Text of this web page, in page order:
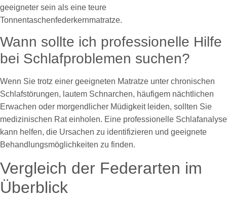
geeigneter sein als eine teure
Tonnentaschenfederkernmatratze.
Wann sollte ich professionelle Hilfe
bei Schlafproblemen suchen?
Wenn Sie trotz einer geeigneten Matratze unter chronischen
Schlafstörungen, lautem Schnarchen, häufigem nächtlichen
Erwachen oder morgendlicher Müdigkeit leiden, sollten Sie
medizinischen Rat einholen. Eine professionelle Schlafanalyse
kann helfen, die Ursachen zu identifizieren und geeignete
Behandlungsmöglichkeiten zu finden.
Vergleich der Federarten im
Überblick